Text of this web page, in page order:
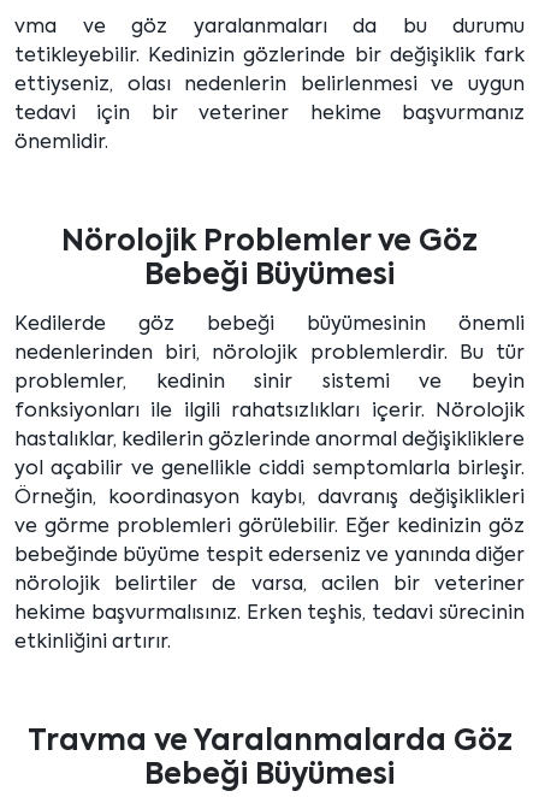
vma ve göz yaralanmaları da bu durumu
tetikleyebilir. Kedinizin gözlerinde bir değişiklik fark
ettiyseniz, olası nedenlerin belirlenmesi ve uygun
tedavi için bir veteriner hekime başvurmanız
önemlidir.
Nörolojik Problemler ve Göz
Bebeği Büyümesi
Kedilerde göz bebeği büyümesinin önemli
nedenlerinden biri, nörolojik problemlerdir. Bu tür
problemler, kedinin sinir sistemi ve beyin
fonksiyonları ile ilgili rahatsızlıkları içerir. Nörolojik
hastalıklar, kedilerin gözlerinde anormal değişikliklere
yol açabilir ve genellikle ciddi semptomlarla birleşir.
Örneğin, koordinasyon kaybı, davranış değişiklikleri
ve görme problemleri görülebilir. Eğer kedinizin göz
bebeğinde büyüme tespit ederseniz ve yanında diğer
nörolojik belirtiler de varsa, acilen bir veteriner
hekime başvurmalısınız. Erken teşhis, tedavi sürecinin
etkinliğini artırır.
Travma ve Yaralanmalarda Göz
Bebeği Büyümesi